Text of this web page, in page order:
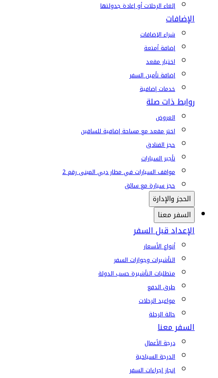
إلغاء الرحلات أو إعادة جدولتها
الإضافات
شراء الإضافات
إضافة أمتعة
اختيار مقعد
إضافة تأمين السفر
خدمات إضافية
روابط ذات صلة
العروض
اختر مقعد مع مساحة إضافية للساقين
حجز الفنادق
تأجير السيارات
مواقف السيارات في مطار دبي المبنى رقم 2
حجز سيارة مع سائق
الحجز والإدارة
السفر معنا
الإعداد قبل السفر
أنواع الأسعار
التأشيرات وجوازات السفر
متطلبات التأشيرة حسب الدولة
طرق الدفع
مواعيد الرحلات
حالة الرحلة
السفر معنا
درجة الأعمال
الدرجة السياحية
إنجاز إجراءات السفر